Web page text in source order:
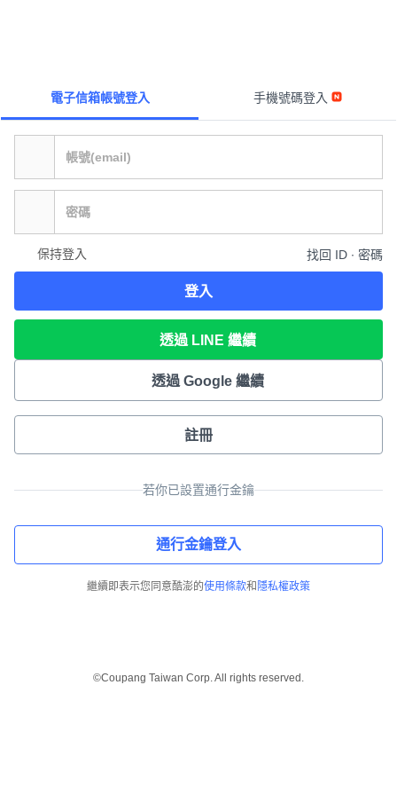
電子信箱帳號登入 手機號碼登入
保持登入 找回 ID ∙ 密碼
登入
透過 LINE 繼續
透過 Google 繼續
註冊
若你已設置通行金鑰
通行金鑰登入
繼續即表示您同意酷澎的使用條款和 隱私權政策
©Coupang Taiwan Corp. All rights reserved.